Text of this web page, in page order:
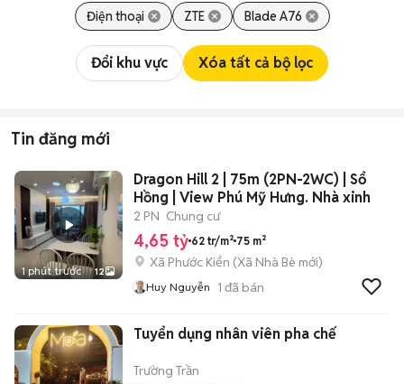
Điện thoại ZTE Blade A76
Đổi khu vực Xóa tất cả bộ lọc
Tin đăng mới
1 phút trước 12
Dragon Hill 2 | 75m (2PN-2WC) | Sổ
Hồng | View Phú Mỹ Hưng. Nhà xinh
2 PN Chung cư
4,65 tỷ 62 tr/m² 75 m²
Xã Phước Kiển (Xã Nhà Bè mới)
Huy Nguyễn 1 đã bán
Tuyển dụng nhân viên pha chế
Trường Trần